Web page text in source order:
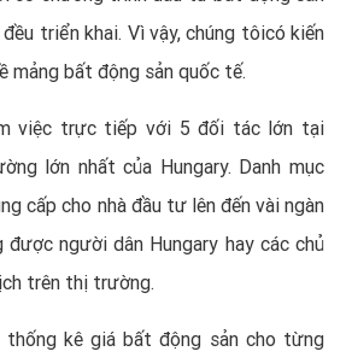
triển khai. Vì vậy, chúng tôicó kiến
mảng bất động sản quốc tế.
việc trực tiếp với 5 đối tác lớn tại
lớn nhất của Hungary. Danh mục
cấp cho nhà đầu tư lên đến vài ngàn
được người dân Hungary hay các chủ
trên thị trường.
thống kê giá bất động sản cho từng